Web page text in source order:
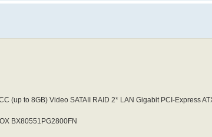
(up to 8GB) Video SATAII RAID 2* LAN Gigabit PCI-Express
BX80551PG2800FN